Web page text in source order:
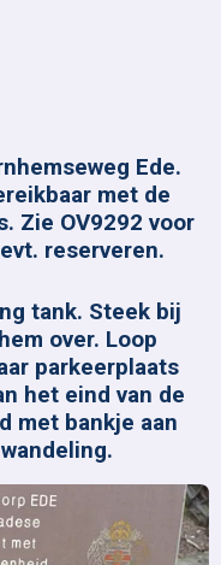
Ede.
met de
Zie OV9292 voor
reserveren.
tank. Steek bij
over. Loop
parkeerplaats
het eind van de
met bankje aan